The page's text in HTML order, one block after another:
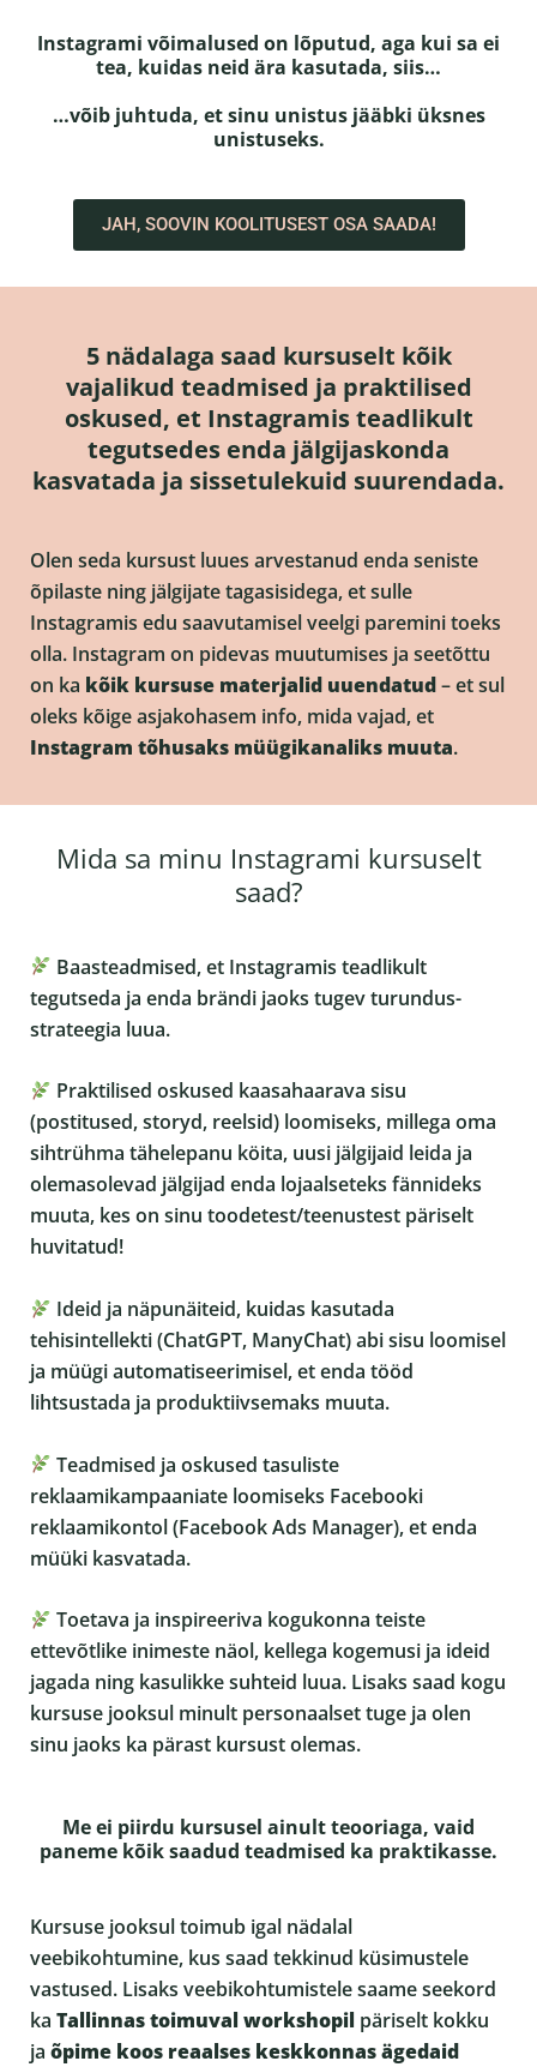
Instagrami võimalused on lõputud, aga kui sa ei
tea, kuidas neid ära kasutada, siis…
…võib juhtuda, et sinu unistus jääbki üksnes
unistuseks.
JAH, SOOVIN KOOLITUSEST OSA SAADA!
5 nädalaga saad kursuselt kõik
vajalikud teadmised ja praktilised
oskused, et Instagramis teadlikult
tegutsedes enda jälgijaskonda
kasvatada ja sissetulekuid suurendada.
Olen seda kursust luues arvestanud enda seniste
õpilaste ning jälgijate tagasisidega, et sulle
Instagramis edu saavutamisel veelgi paremini toeks
olla. Instagram on pidevas muutumises ja seetõttu
on ka kõik kursuse materjalid uuendatud– et sul
oleks kõige asjakohasem info, mida vajad, et
Instagram tõhusaks müügikanaliks muuta.
Mida sa minu Instagrami kursuselt
saad?
Baasteadmised, et Instagramis teadlikult
tegutseda ja enda brändi jaoks tugev turundus-
strateegia luua.
Praktilised oskused kaasahaarava sisu
(postitused, storyd, reelsid) loomiseks, millega oma
sihtrühma tähelepanu köita, uusi jälgijaid leida ja
olemasolevad jälgijad enda lojaalseteks fännideks
muuta, kes on sinu toodetest/teenustest päriselt
huvitatud!
Ideid ja näpunäiteid, kuidas kasutada
tehisintellekti (ChatGPT, ManyChat) abi sisu loomisel
ja müügi automatiseerimisel, et enda tööd
lihtsustada ja produktiivsemaks muuta.
Teadmised ja oskused tasuliste
reklaamikampaaniate loomiseks Facebooki
reklaamikontol (Facebook Ads Manager), et enda
müüki kasvatada.
Toetava ja inspireeriva kogukonna teiste
ettevõtlike inimeste näol, kellega kogemusi ja ideid
jagada ning kasulikke suhteid luua. Lisaks saad kogu
kursuse jooksul minult personaalset tuge ja olen
sinu jaoks ka pärast kursust olemas.
Me ei piirdu kursusel ainult teooriaga, vaid
paneme kõik saadud teadmised ka praktikasse.
Kursuse jooksul toimub igal nädalal
veebikohtumine, kus saad tekkinud küsimustele
vastused. Lisaks veebikohtumistele saame seekord
ka Tallinnas toimuval workshopil päriselt kokku
ja õpime koos reaalses keskkonnas ägedaid